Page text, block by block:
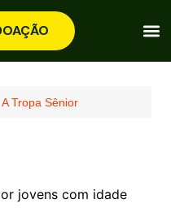
A Tropa Sênior
jovens com idade